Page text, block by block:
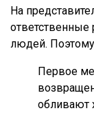
На
ответственные
людей.
Первое
обливают